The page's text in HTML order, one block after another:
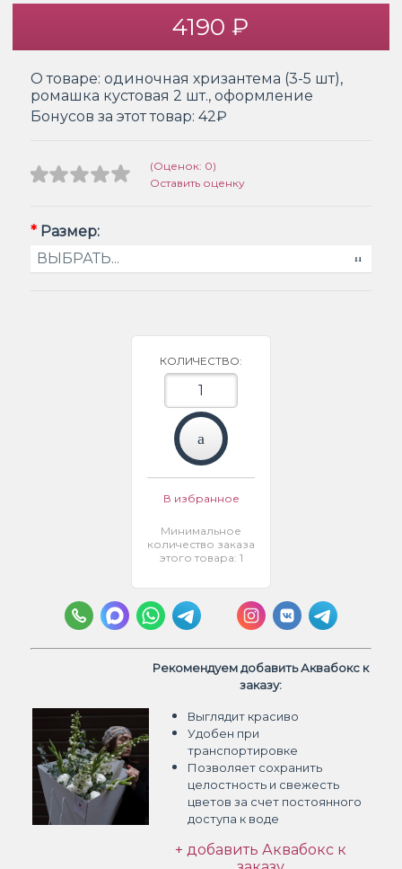
4190 ₽
О товаре: одиночная хризантема (3-5 шт),
ромашка кустовая 2 шт., оформление
Бонусов за этот товар: 42₽
(Оценок: 0)
Оставить оценку
* Размер:
КОЛИЧЕСТВО:
В избранное
Минимальное
количество заказа
этого товара: 1
Рекомендуем добавить Аквабокс к
заказу:
Выглядит красиво
Удобен при
транспортировке
Позволяет сохранить
целостность и свежесть
цветов за счет постоянного
доступа к воде
+ добавить Аквабокс к